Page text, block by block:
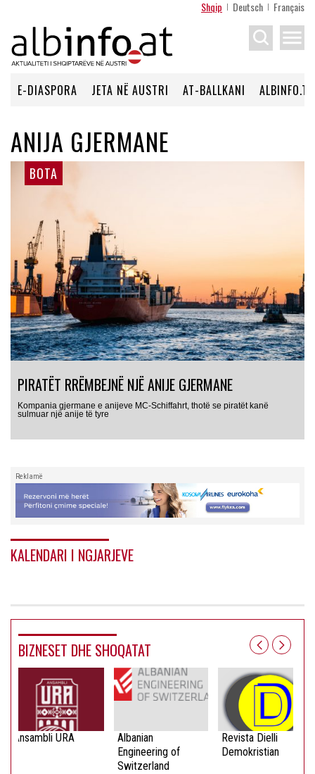
Shqip Deutsch Français
menu
E-DIASPORA JETA NË AUSTRI AT-BALLKANI ALBINFO.TV
ANIJA GJERMANE
BOTA
PIRATËT RRËMBEJNË NJË ANIJE GJERMANE
Kompania gjermane e anijeve MC-Schiffahrt, thotë se piratët kanë
sulmuar një anije të tyre
Reklamë
KALENDARI I NGJARJEVE
BIZNESET DHE SHOQATAT
Ansambli URA
Albanian
Engineering of
Switzerland
Revista Dielli
Demokristian